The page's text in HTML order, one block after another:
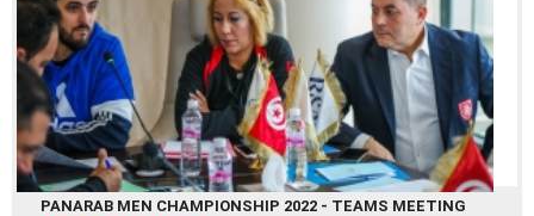
PANARAB MEN CHAMPIONSHIP 2022 - TEAMS MEETING